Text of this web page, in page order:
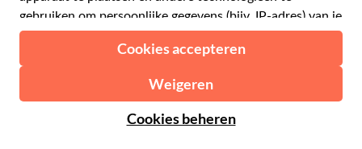
Controleer beschikbaarheid
COL$ Colombiaanse peso
₡ Costa Ricaanse colon
Esc Kaapverdische escudo
Kč Tsjechische kroon
Gemaakt met in Milaan, Italië